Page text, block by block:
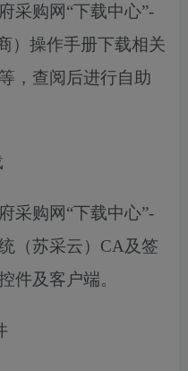
采购网 “下载中心”-
）操作手册下载相关
，查阅后进行自助
采购网 “下载中心”-
（苏采云）CA及签
件及客户端。